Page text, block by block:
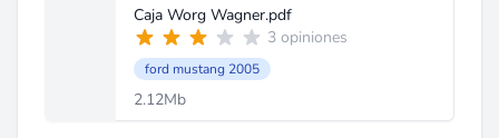
Caja Worg Wagner.pdf
3 opiniones
ford mustang 2005
2.12Mb